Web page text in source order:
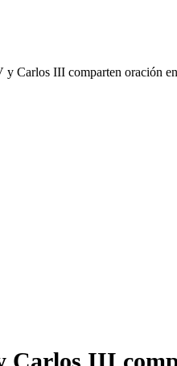
Carlos III comparten oración
Carlos III